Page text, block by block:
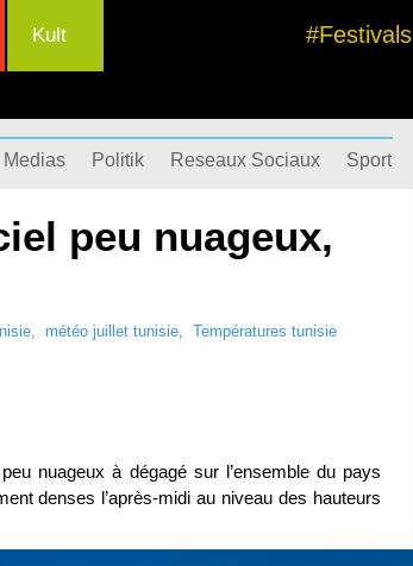
Kult #Festivals
Medias Politik Reseaux Sociaux Sport
peu nuageux,
, météo juillet tunisie, Températures tunisie
nuageux à dégagé sur l’ensemble du pays
denses l’après-midi au niveau des hauteurs